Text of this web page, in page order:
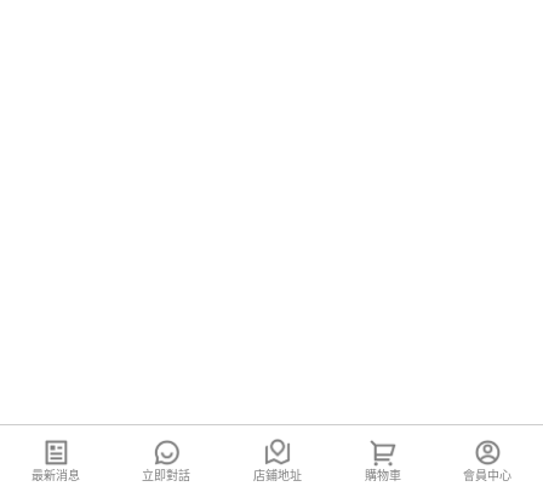
最新消息 立即對話 店鋪地址 購物車 會員中心